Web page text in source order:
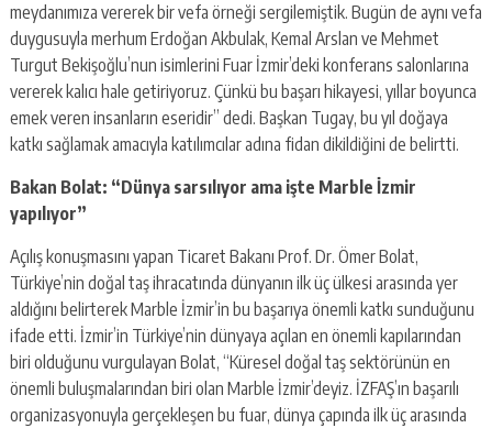
meydanımıza vererek bir vefa örneği sergilemiştik. Bugün de aynı vefa
duygusuyla merhum Erdoğan Akbulak, Kemal Arslan ve Mehmet
Turgut Bekişoğlu’nun isimlerini Fuar İzmir’deki konferans salonlarına
vererek kalıcı hale getiriyoruz. Çünkü bu başarı hikayesi, yıllar boyunca
emek veren insanların eseridir” dedi. Başkan Tugay, bu yıl doğaya
katkı sağlamak amacıyla katılımcılar adına fidan dikildiğini de belirtti.
Bakan Bolat: “Dünya sarsılıyor ama işte Marble İzmir
yapılıyor”
Açılış konuşmasını yapan Ticaret Bakanı Prof. Dr. Ömer Bolat,
Türkiye’nin doğal taş ihracatında dünyanın ilk üç ülkesi arasında yer
aldığını belirterek Marble İzmir’in bu başarıya önemli katkı sunduğunu
ifade etti. İzmir’in Türkiye’nin dünyaya açılan en önemli kapılarından
biri olduğunu vurgulayan Bolat, “Küresel doğal taş sektörünün en
önemli buluşmalarından biri olan Marble İzmir’deyiz. İZFAŞ’ın başarılı
organizasyonuyla gerçekleşen bu fuar, dünya çapında ilk üç arasında